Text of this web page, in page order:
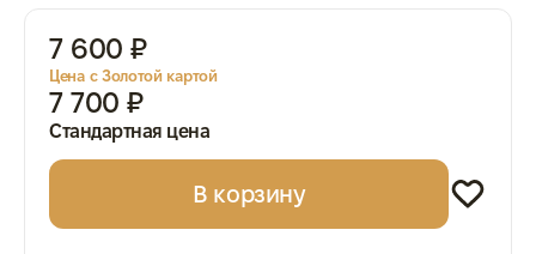
7 600 ₽
Цена с Золотой картой
7 700 ₽
Стандартная цена
В корзину